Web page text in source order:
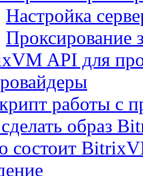
Настройка
Проксирование
API для
работы с
образ
состоит